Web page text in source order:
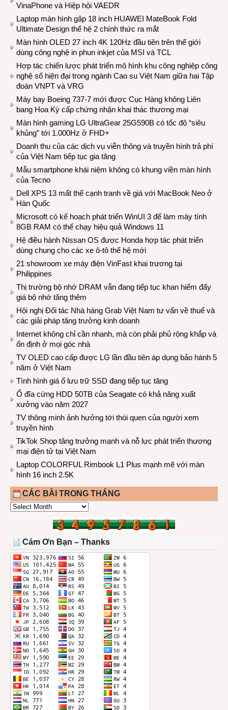
VinaPhone và Hiệp hội VAEDR
Laptop màn hình gập 18 inch HUAWEI MateBook Fold
Ultimate Design thế hệ 2 chính thức ra mắt
Màn hình OLED 27 inch 4K 120Hz đầu tiên trên thế giới
dùng công nghệ in phun inkjet của MSI và TCL
Hợp tác chiến lược phát triển mô hình khu công nghiệp công
nghệ số hiện đại trong ngành Cao su Việt Nam giữa hai Tập
đoàn VNPT và VRG
Máy bay Boeing 737-7 mới được Cục Hàng không Liên
bang Hoa Kỳ cấp chứng nhận khai thác thương mại
Màn hình gaming LG UltraGear 25G590B có tốc độ “siêu
khủng” tới 1.000Hz ở FHD+
Doanh thu của các dịch vụ viễn thông và truyền hình trả phí
của Việt Nam tiếp tục gia tăng
Mẫu smartphone khái niệm không có khung viền màn hình
của Tecno
Dell XPS 13 mất thế cạnh tranh về giá với MacBook Neo ở
Hàn Quốc
Microsoft có kế hoạch phát triển WinUI 3 để làm máy tính
8GB RAM có thể chạy hiệu quả Windows 11
Hệ điều hành Nissan OS được Honda hợp tác phát triển
dùng chung cho các xe ô-tô thế hệ mới
21 showroom xe máy điện VinFast khai trương tại
Philippines
Thị trường bộ nhớ DRAM vẫn đang tiếp tục khan hiếm đẩy
giá bộ nhớ tăng thêm
Hội nghị Đối tác Nhà hàng Grab Việt Nam tư vấn về thuế và
các giải pháp tăng trưởng kinh doanh
Internet không chỉ cần nhanh, mà còn phải phủ rộng khắp và
ổn định ở mọi góc nhà
TV OLED cao cấp được LG lần đầu tiên áp dụng bảo hành 5
năm ở Việt Nam
Tình hình giá ổ lưu trữ SSD đang tiếp tục tăng
Ổ đĩa cứng HDD 50TB của Seagate có khả năng xuất
xưởng vào năm 2027
TV thông minh ảnh hưởng tới thói quen của người xem
truyền hình
TikTok Shop tăng trưởng mạnh và nỗ lực phát triển thương
mại điện tử tại Việt Nam
Laptop COLORFUL Rimbook L1 Plus mạnh mẽ với màn
hình 16 inch 2.5K
CÁC BÀI TRONG THÁNG
CÁC
THÁNG
Cảm Ơn Bạn – Thanks